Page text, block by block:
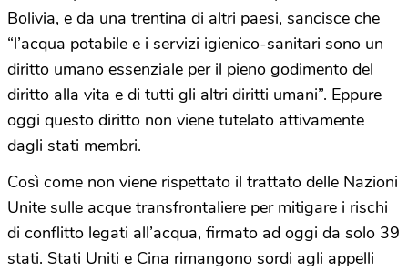
Bolivia, e da una trentina di altri paesi, sancisce che
“l’acqua potabile e i servizi igienico-sanitari sono un
diritto umano essenziale per il pieno godimento del
diritto alla vita e di tutti gli altri diritti umani”. Eppure
oggi questo diritto non viene tutelato attivamente
dagli stati membri.
Così come non viene rispettato il trattato delle Nazioni
Unite sulle acque transfrontaliere per mitigare i rischi
di conflitto legati all’acqua, firmato ad oggi da solo 39
stati. Stati Uniti e Cina rimangono sordi agli appelli